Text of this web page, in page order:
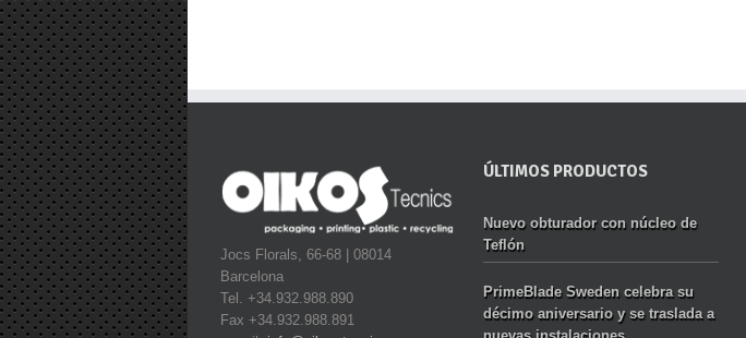
Jocs Florals, 66-68 | 08014
Barcelona
Tel. +34.932.988.890
Fax +34.932.988.891
ÚLTIMOS PRODUCTOS
Nuevo obturador con núcleo de
Teflón
PrimeBlade Sweden celebra su
décimo aniversario y se traslada a